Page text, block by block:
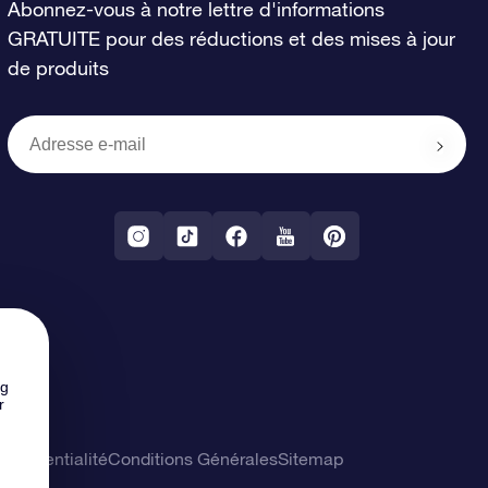
Abonnez-vous à notre lettre d'informations
GRATUITE pour des réductions et des mises à jour
de produits
Conditions GénéralesSitemap